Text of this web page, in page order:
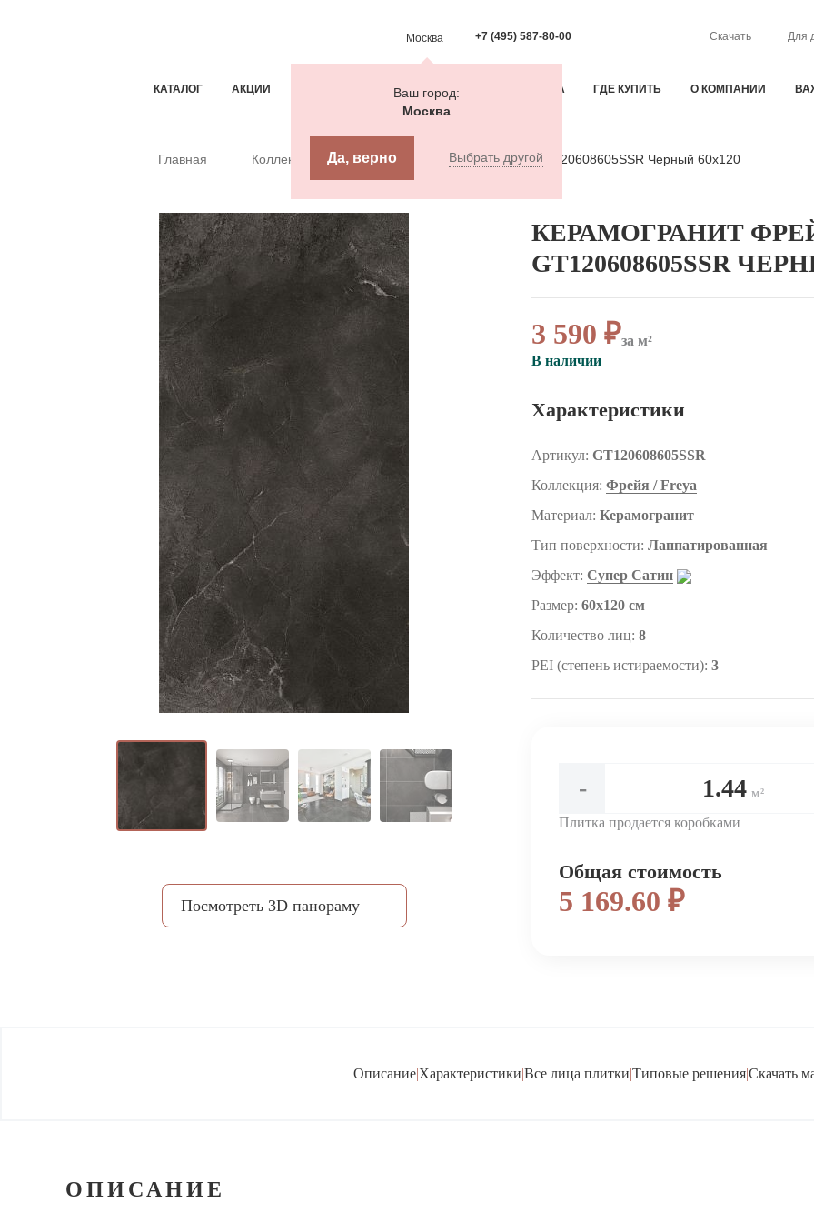
Москва
Ваш город:
Москва
Да, верно Выбрать другой
+7 (495) 587-80-00 Скачать Для
КАТАЛОГ АКЦИИ ТИПОВЫЕ РЕШЕНИЯ ОПЛАТА И ДОСТАВКА ГДЕ КУПИТЬ О КОМПАНИИ
Главная Коллекции Керамогранит Фрейя / Freya GT120608605SSR Черный 60x120
Посмотреть 3D панораму
КЕРАМОГРАНИТ
GT120608605SSR
3 590 ₽за м²
В наличии
Характеристики
Артикул:GT120608605SSR
Коллекция:Фрейя / Freya
Материал:Керамогранит
Тип поверхности:Лаппатированная
Эффект:Супер Сатин
Размер:60x120 см
Количество лиц:8
PEI (степень истираемости):3
- м²
Плитка продается коробками
Общая стоимость
5 169.60 ₽
Описание|Характеристики|Все лица плитки|Типовые решения|Скачать
ОПИСАНИЕ